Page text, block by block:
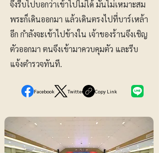
จึงรีบไปบอกว่าเข้าไปไม่ได้ มันไม่เหมาะสม
พระก็เดินออกมา แล้วเดินตรงไปที่บาร์เหล้า
อีก กำลังจะเข้าไปข้างใน เจ้าของร้านจึงเชิญ
ตัวออกมา ตนจึงเข้ามาควบคุมตัว และรีบ
แจ้งตำรวจทันที.
Facebook Twitter Copy Link